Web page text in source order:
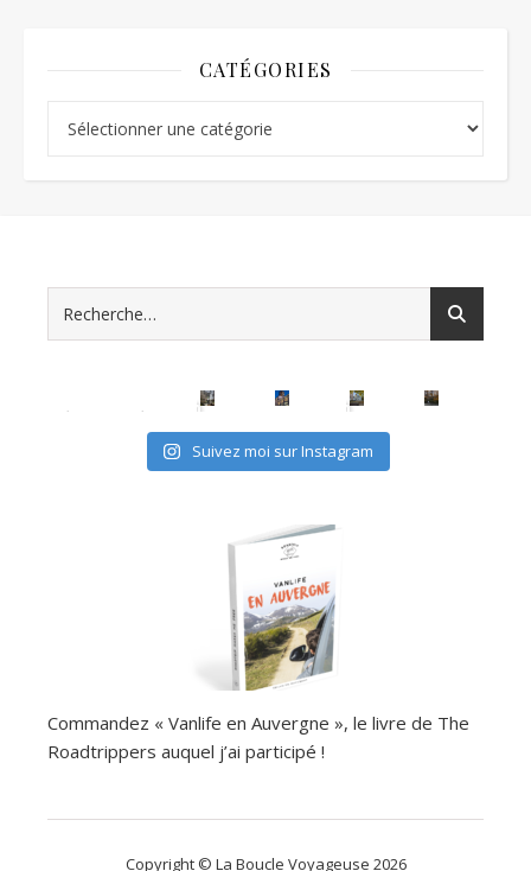
CATÉGORIES
avec les (mini) kids, c'est possible
Suivez moi sur Instagram
Commandez « Vanlife en Auvergne », le livre de The
Roadtrippers auquel j’ai participé !
Copyright © La Boucle Voyageuse 2026